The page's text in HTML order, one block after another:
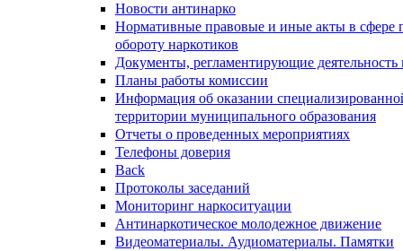
Новости антинарко
Нормативные правовые и иные акты в сфере
обороту наркотиков
Документы, регламентирующие деятельность
Планы работы комиссии
Информация об оказании
территории муниципального образования
Отчеты о проведенных мероприятиях
Телефоны доверия
Back
Протоколы заседаний
Мониторинг наркоситуации
Антинаркотическое молодежное движение
Видеоматериалы. Аудиоматериалы. Памятки